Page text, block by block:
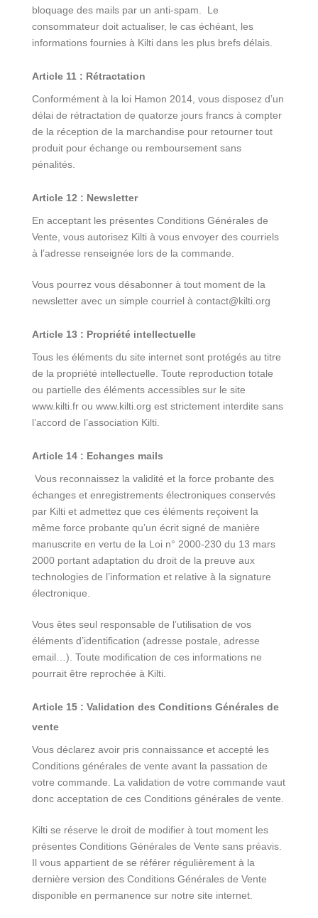
bloquage des mails par un anti-spam. Le
consommateur doit actualiser, le cas échéant, les
informations fournies à Kilti dans les plus brefs délais.
Article 11 : Rétractation
Conformément à la loi Hamon 2014, vous disposez d’un
délai de rétractation de quatorze jours francs à compter
de la réception de la marchandise pour retourner tout
produit pour échange ou remboursement sans
pénalités.
Article 12 : Newsletter
En acceptant les présentes Conditions Générales de
Vente, vous autorisez Kilti à vous envoyer des courriels
à l’adresse renseignée lors de la commande.
Vous pourrez vous désabonner à tout moment de la
newsletter avec un simple courriel à contact@kilti.org
Article 13 : Propriété intellectuelle
Tous les éléments du site internet sont protégés au titre
de la propriété intellectuelle. Toute reproduction totale
ou partielle des éléments accessibles sur le site
www.kilti.fr ou www.kilti.org est strictement interdite sans
l’accord de l’association Kilti.
Article 14 : Echanges mails
Vous reconnaissez la validité et la force probante des
échanges et enregistrements électroniques conservés
par Kilti et admettez que ces éléments reçoivent la
même force probante qu’un écrit signé de manière
manuscrite en vertu de la Loi n° 2000-230 du 13 mars
2000 portant adaptation du droit de la preuve aux
technologies de l’information et relative à la signature
électronique.
Vous êtes seul responsable de l’utilisation de vos
éléments d’identification (adresse postale, adresse
email…). Toute modification de ces informations ne
pourrait être reprochée à Kilti.
Article 15 : Validation des Conditions Générales de
vente
Vous déclarez avoir pris connaissance et accepté les
Conditions générales de vente avant la passation de
votre commande. La validation de votre commande vaut
donc acceptation de ces Conditions générales de vente.
Kilti se réserve le droit de modifier à tout moment les
présentes Conditions Générales de Vente sans préavis.
Il vous appartient de se référer régulièrement à la
dernière version des Conditions Générales de Vente
disponible en permanence sur notre site internet.